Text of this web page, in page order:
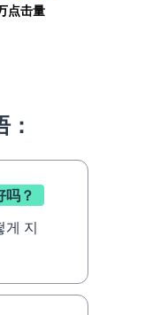
点击量
吗？
게 지